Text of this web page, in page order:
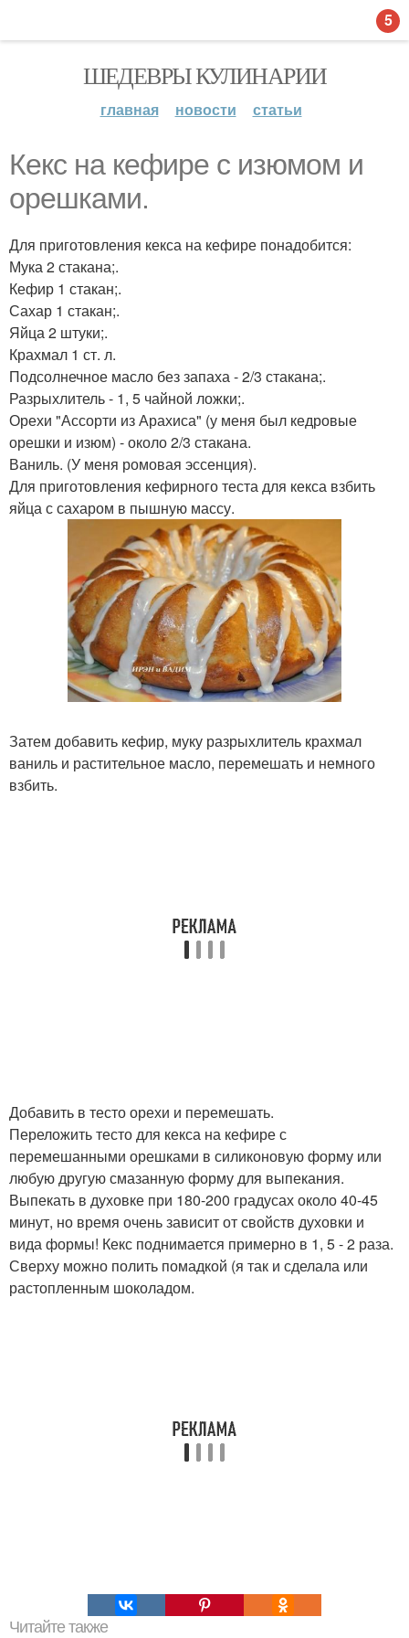
ШЕДЕВРЫ КУЛИНАРИИ
главная новости статьи
Кекс на кефире с изюмом и
орешками.
Для приготовления кекса на кефире понадобится:
Мука 2 стакана;.
Кефир 1 стакан;.
Сахар 1 стакан;.
Яйца 2 штуки;.
Крахмал 1 ст. л.
Подсолнечное масло без запаха - 2/3 стакана;.
Разрыхлитель - 1, 5 чайной ложки;.
Орехи "Ассорти из Арахиса" (у меня был кедровые
орешки и изюм) - около 2/3 стакана.
Ваниль. (У меня ромовая эссенция).
Для приготовления кефирного теста для кекса взбить
яйца с сахаром в пышную массу.
Затем добавить кефир, муку разрыхлитель крахмал
ваниль и растительное масло, перемешать и немного
взбить.
Добавить в тесто орехи и перемешать.
Переложить тесто для кекса на кефире с
перемешанными орешками в силиконовую форму или
любую другую смазанную форму для выпекания.
Выпекать в духовке при 180-200 градусах около 40-45
минут, но время очень зависит от свойств духовки и
вида формы! Кекс поднимается примерно в 1, 5 - 2 раза.
Сверху можно полить помадкой (я так и сделала или
растопленным шоколадом.
Читайте также
5